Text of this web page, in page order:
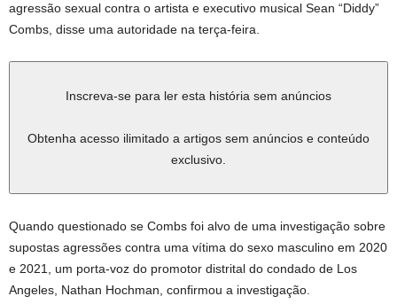
agressão sexual contra o artista e executivo musical Sean “Diddy”
Combs, disse uma autoridade na terça-feira.
Inscreva-se para ler esta história sem anúncios
Obtenha acesso ilimitado a artigos sem anúncios e conteúdo
exclusivo.
Quando questionado se Combs foi alvo de uma investigação sobre
supostas agressões contra uma vítima do sexo masculino em 2020
e 2021, um porta-voz do promotor distrital do condado de Los
Angeles, Nathan Hochman, confirmou a investigação.